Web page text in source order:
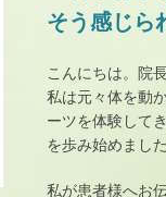
そう感じら
こんにちは。院
私は元々体を動
ーツを体験して
を歩み始めました
私が患者様へお